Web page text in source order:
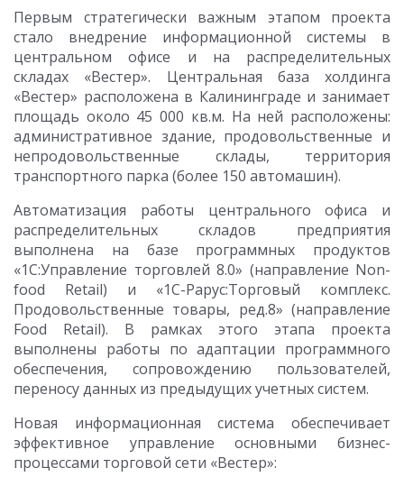
Первым стратегически важным этапом проекта
стало внедрение информационной системы в
центральном офисе и на распределительных
складах «Вестер». Центральная база холдинга
«Вестер» расположена в Калининграде и занимает
площадь около 45 000 кв.м. На ней расположены:
административное здание, продовольственные и
непродовольственные склады, территория
транспортного парка (более 150 автомашин).
Автоматизация работы центрального офиса и
распределительных складов предприятия
выполнена на базе программных продуктов
«1С:Управление торговлей 8.0» (направление Non-
food Retail) и «1С-Рарус:Торговый комплекс.
Продовольственные товары, ред.8» (направление
Food Retail). В рамках этого этапа проекта
выполнены работы по адаптации программного
обеспечения, сопровождению пользователей,
переносу данных из предыдущих учетных систем.
Новая информационная система обеспечивает
эффективное управление основными бизнес-
процессами торговой сети «Вестер»: